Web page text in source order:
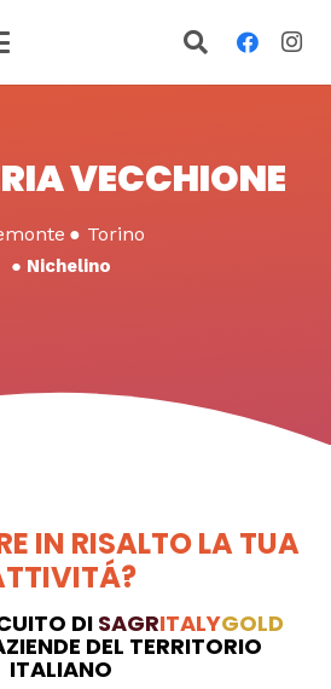
VECCHIONE
● Torino
● Nichelino
IN RISALTO LA TUA
DI SAGRITALYGOLD
DEL TERRITORIO
ITALIANO